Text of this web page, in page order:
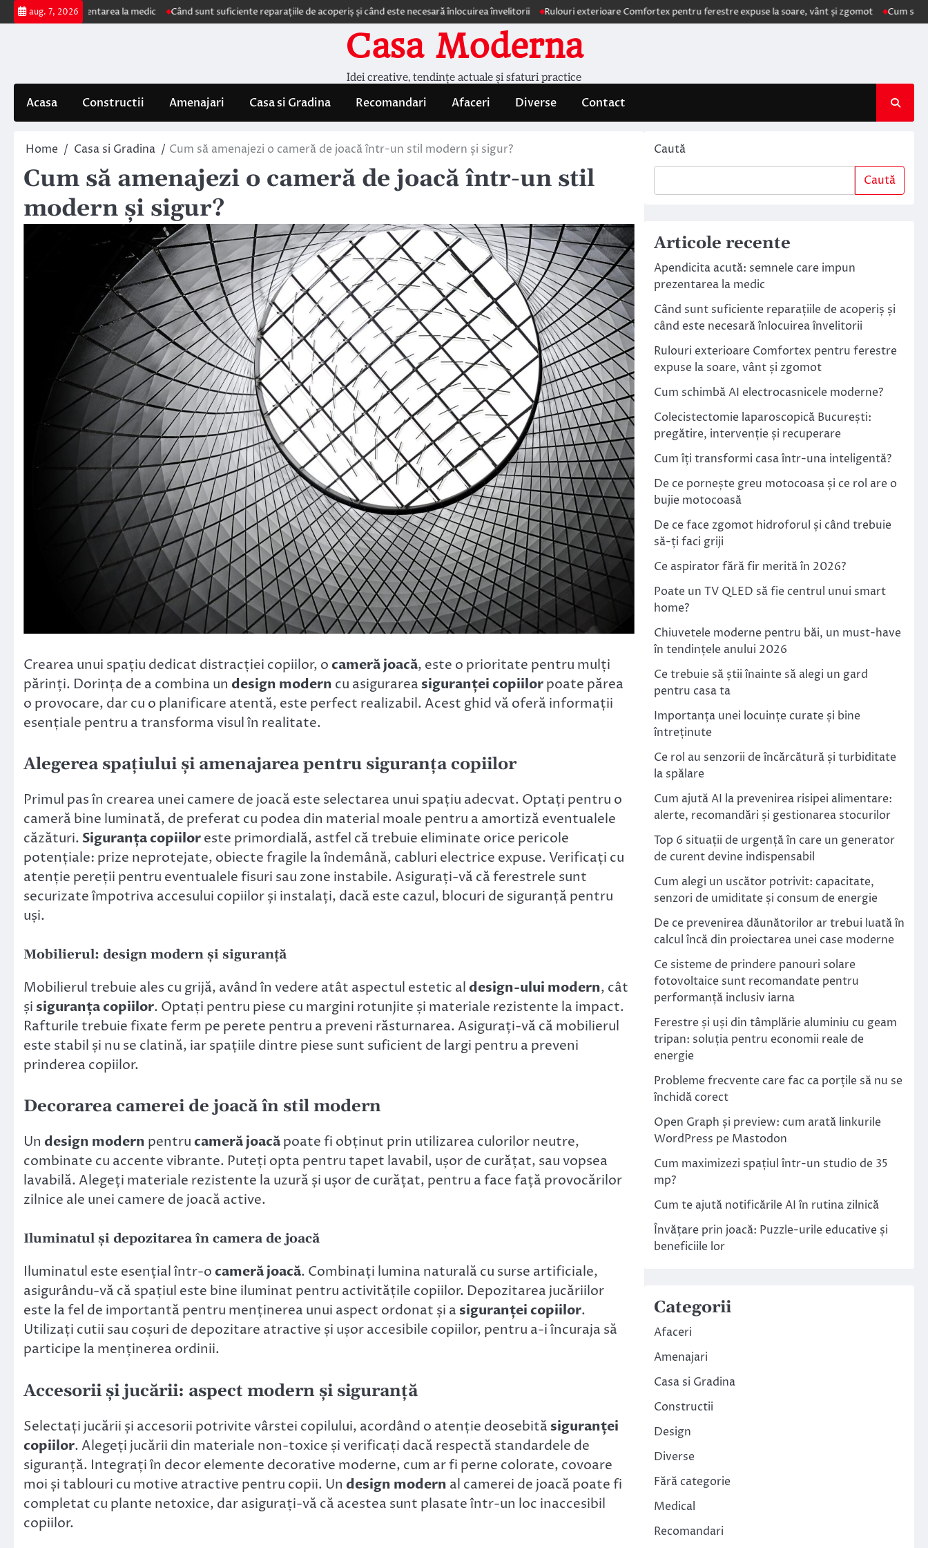
Skip
to
aug. 7, 2026
prezentarea la medic Când sunt suficiente reparațiile de acoperiș și când este necesară înlocuirea învelitorii Rulouri exterioare Comfortex pentru ferestre expuse la soare, vânt și zgomot Cum schimbă AI
Casa Moderna
Idei creative, tendințe actuale și sfaturi practice
Acasa Constructii Amenajari Casa si Gradina Recomandari Afaceri Diverse Contact
Home Casa si Gradina Cum să amenajezi o cameră de joacă într-un stil modern și sigur?
Cum să amenajezi o cameră de joacă într-un stil
modern și sigur?
Crearea unui spațiu dedicat distracției copiilor, ocameră joacă, este o prioritate pentru mulți
părinți. Dorința de a combina un design modern cu asigurarea siguranței copiilorpoate părea
o provocare, dar cu o planificare atentă, este perfect realizabil. Acest ghid vă oferă informații
esențiale pentru a transforma visul în realitate.
Alegerea spațiului și amenajarea pentru siguranța copiilor
Primul pas în crearea unei camere de joacă este selectarea unui spațiu adecvat. Optați pentru o
cameră bine luminată, de preferat cu podea din material moale pentru a amortiză eventualele
căzături. Siguranța copiiloreste primordială, astfel că trebuie eliminate orice pericole
potențiale: prize neprotejate, obiecte fragile la îndemână, cabluri electrice expuse. Verificați cu
atenție pereții pentru eventualele fisuri sau zone instabile. Asigurați-vă că ferestrele sunt
securizate împotriva accesului copiilor și instalați, dacă este cazul, blocuri de siguranță pentru
uși.
Mobilierul: design modern și siguranță
Mobilierul trebuie ales cu grijă, având în vedere atât aspectul estetic aldesign-ului modern, cât
și siguranța copiilor. Optați pentru piese cu margini rotunjite și materiale rezistente la impact.
Rafturile trebuie fixate ferm pe perete pentru a preveni răsturnarea. Asigurați-vă că mobilierul
este stabil și nu se clatină, iar spațiile dintre piese sunt suficient de largi pentru a preveni
prinderea copiilor.
Decorarea camerei de joacă în stil modern
Un design modern pentrucameră joacăpoate fi obținut prin utilizarea culorilor neutre,
combinate cu accente vibrante. Puteți opta pentru tapet lavabil, ușor de curățat, sau vopsea
lavabilă. Alegeți materiale rezistente la uzură și ușor de curățat, pentru a face față provocărilor
zilnice ale unei camere de joacă active.
Iluminatul și depozitarea în camera de joacă
Iluminatul este esențial într-ocameră joacă. Combinați lumina naturală cu surse artificiale,
asigurându-vă că spațiul este bine iluminat pentru activitățile copiilor. Depozitarea jucăriilor
este la fel de importantă pentru menținerea unui aspect ordonat și a siguranței copiilor.
Utilizați cutii sau coșuri de depozitare atractive și ușor accesibile copiilor, pentru a-i încuraja să
participe la menținerea ordinii.
Accesorii și jucării: aspect modern și siguranță
Selectați jucării și accesorii potrivite vârstei copilului, acordând o atenție deosebită siguranței
copiilor. Alegeți jucării din materiale non-toxice și verificați dacă respectă standardele de
siguranță. Integrați în decor elemente decorative moderne, cum ar fi perne colorate, covoare
moi și tablouri cu motive atractive pentru copii. Un design modern al camerei de joacă poate fi
completat cu plante netoxice, dar asigurați-vă că acestea sunt plasate într-un loc inaccesibil
copiilor.
Caută
Caută
Articole recente
Apendicita acută: semnele care impun
prezentarea la medic
Când sunt suficiente reparațiile de acoperiș și
când este necesară înlocuirea învelitorii
Rulouri exterioare Comfortex pentru ferestre
expuse la soare, vânt și zgomot
Cum schimbă AI electrocasnicele moderne?
Colecistectomie laparoscopică București:
pregătire, intervenție și recuperare
Cum îți transformi casa într-una inteligentă?
De ce pornește greu motocoasa și ce rol are o
bujie motocoasă
De ce face zgomot hidroforul și când trebuie
să-ți faci griji
Ce aspirator fără fir merită în 2026?
Poate un TV QLED să fie centrul unui smart
home?
Chiuvetele moderne pentru băi, un must-have
în tendințele anului 2026
Ce trebuie să știi înainte să alegi un gard
pentru casa ta
Importanța unei locuințe curate și bine
întreținute
Ce rol au senzorii de încărcătură și turbiditate
la spălare
Cum ajută AI la prevenirea risipei alimentare:
alerte, recomandări și gestionarea stocurilor
Top 6 situații de urgență în care un generator
de curent devine indispensabil
Cum alegi un uscător potrivit: capacitate,
senzori de umiditate și consum de energie
De ce prevenirea dăunătorilor ar trebui luată în
calcul încă din proiectarea unei case moderne
Ce sisteme de prindere panouri solare
fotovoltaice sunt recomandate pentru
performanță inclusiv iarna
Ferestre și uși din tâmplărie aluminiu cu geam
tripan: soluția pentru economii reale de
energie
Probleme frecvente care fac ca porțile să nu se
închidă corect
Open Graph și preview: cum arată linkurile
WordPress pe Mastodon
Cum maximizezi spațiul într-un studio de 35
mp?
Cum te ajută notificările AI în rutina zilnică
Învățare prin joacă: Puzzle-urile educative și
beneficiile lor
Categorii
Afaceri
Amenajari
Casa si Gradina
Constructii
Design
Diverse
Fără categorie
Medical
Recomandari